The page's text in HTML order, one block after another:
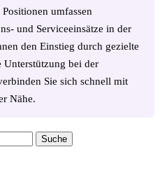
umfassen
und Serviceeinsätze in der
den Einstieg durch gezielte
bei der
Sie sich schnell mit
Nähe.
Suche